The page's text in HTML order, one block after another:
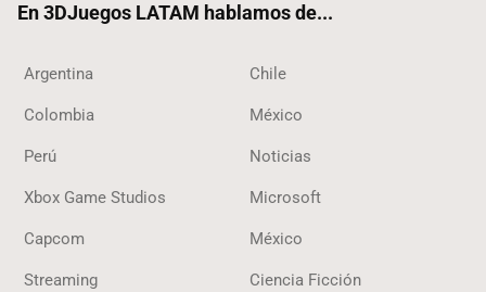
En 3DJuegos LATAM hablamos de...
Argentina Chile
Colombia México
Perú Noticias
Xbox Game Studios Microsoft
Capcom México
Streaming Ciencia Ficción